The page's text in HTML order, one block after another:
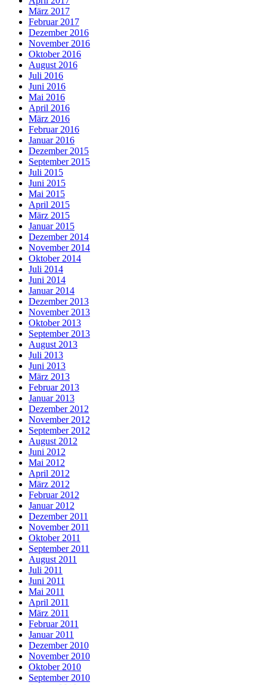
März 2017
Februar 2017
Dezember 2016
November 2016
Oktober 2016
August 2016
Juli 2016
Juni 2016
Mai 2016
April 2016
März 2016
Februar 2016
Januar 2016
Dezember 2015
September 2015
Juli 2015
Juni 2015
Mai 2015
April 2015
März 2015
Januar 2015
Dezember 2014
November 2014
Oktober 2014
Juli 2014
Juni 2014
Januar 2014
Dezember 2013
November 2013
Oktober 2013
September 2013
August 2013
Juli 2013
Juni 2013
März 2013
Februar 2013
Januar 2013
Dezember 2012
November 2012
September 2012
August 2012
Juni 2012
Mai 2012
April 2012
März 2012
Februar 2012
Januar 2012
Dezember 2011
November 2011
Oktober 2011
September 2011
August 2011
Juli 2011
Juni 2011
Mai 2011
April 2011
März 2011
Februar 2011
Januar 2011
Dezember 2010
November 2010
Oktober 2010
September 2010